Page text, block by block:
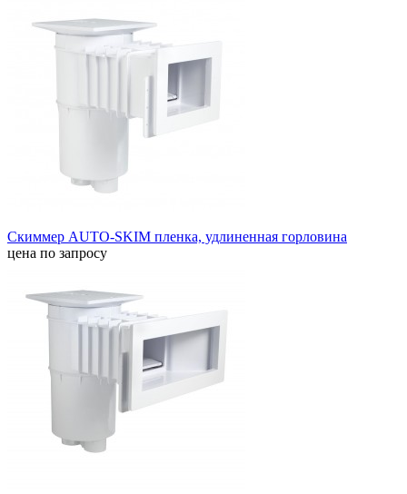
Скиммер AUTO-SKIM пленка, удлиненная горловина
цена по запросу